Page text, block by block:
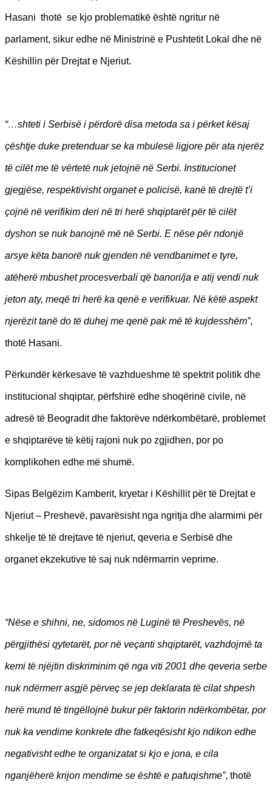
Hasani thotë se kjo problematikë është ngritur në
parlament, sikur edhe në Ministrinë e Pushtetit Lokal dhe në
Këshillin për Drejtat e Njeriut.
“…shteti i Serbisë i përdorë disa metoda sa i përket kësaj
çështje duke pretenduar se ka mbulesë ligjore për ata njerëz
të cilët me të vërtetë nuk jetojnë në Serbi. Institucionet
gjegjëse, respektivisht organet e policisë, kanë të drejtë t’i
çojnë në verifikim deri në tri herë shqiptarët për të cilët
dyshon se nuk banojnë më në Serbi. E nëse për ndonjë
arsye këta banorë nuk gjenden në vendbanimet e tyre,
atëherë mbushet procesverbali që banori/ja e atij vendi nuk
jeton aty, meqë tri herë ka qenë e verifikuar. Në këtë aspekt
njerëzit tanë do të duhej me qenë pak më të kujdesshëm”,
thotë Hasani.
Përkundër kërkesave të vazhdueshme të spektrit politik dhe
institucional shqiptar, përfshirë edhe shoqërinë civile, në
adresë të Beogradit dhe faktorëve ndërkombëtarë, problemet
e shqiptarëve të këtij rajoni nuk po zgjidhen, por po
komplikohen edhe më shumë.
Sipas Belgëzim Kamberit, kryetar i Këshillit për të Drejtat e
Njeriut – Preshevë, pavarësisht nga ngritja dhe alarmimi për
shkelje të të drejtave të njeriut, qeveria e Serbisë dhe
organet ekzekutive të saj nuk ndërmarrin veprime.
“Nëse e shihni, ne, sidomos në Luginë të Preshevës, në
përgjithësi qytetarët, por në veçanti shqiptarët, vazhdojmë ta
kemi të njëjtin diskriminim që nga viti 2001 dhe qeveria serbe
nuk ndërmerr asgjë përveç se jep deklarata të cilat shpesh
herë mund të tingëllojnë bukur për faktorin ndërkombëtar, por
nuk ka vendime konkrete dhe fatkeqësisht kjo ndikon edhe
negativisht edhe te organizatat si kjo e jona, e cila
nganjëherë krijon mendime se është e pafuqishme”, thotë